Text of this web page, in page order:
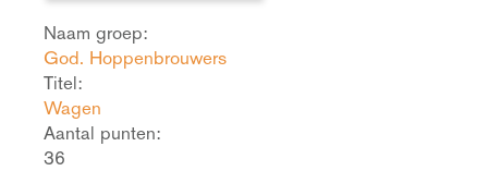
Naam groep:
God. Hoppenbrouwers
Titel:
Wagen
Aantal punten:
36